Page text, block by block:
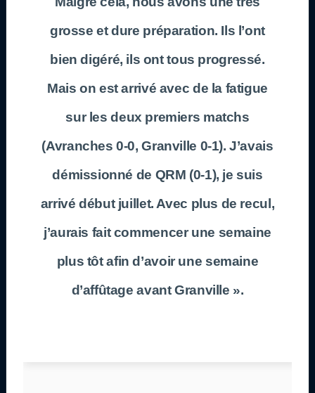
grosse et dure préparation. Ils l’ont
bien digéré, ils ont tous progressé.
Mais on est arrivé avec de la fatigue
sur les deux premiers matchs
(Avranches 0-0, Granville 0-1). J’avais
démissionné de QRM (0-1), je suis
arrivé début juillet. Avec plus de recul,
j’aurais fait commencer une semaine
plus tôt afin d’avoir une semaine
d’affûtage avant Granville ».